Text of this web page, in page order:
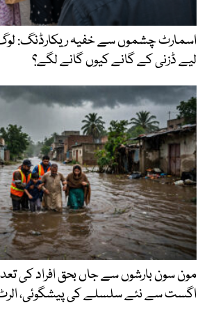
اسمارٹ چشموں سے خفیہ ریکارڈنگ: لوگ
لیے ڈزنی کے گانے کیوں گانے لگے؟
اگست سے نئے سلسلے کی پیشگوئی،